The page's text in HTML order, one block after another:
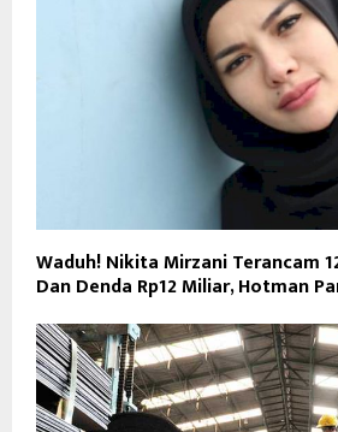
Waduh! Nikita Mirzani Terancam
Dan Denda Rp12 Miliar, Hotman